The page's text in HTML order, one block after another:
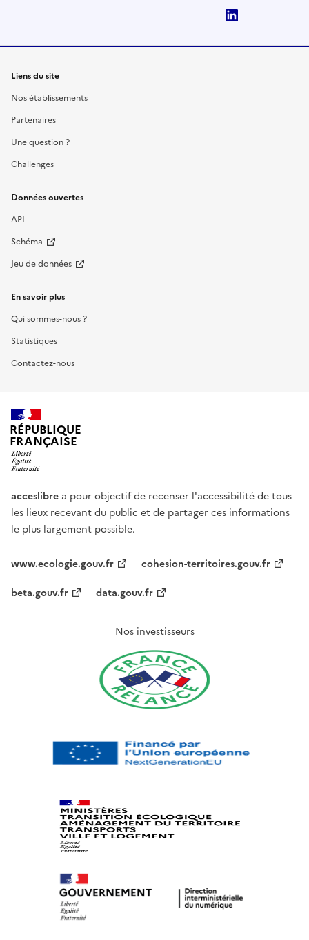
Liens du site
Nos établissements
Partenaires
Une question ?
Challenges
Données ouvertes
API
Schéma
Jeu de données
En savoir plus
Qui sommes-nous ?
Statistiques
Contactez-nous
RÉPUBLIQUE
FRANÇAISE
acceslibre a pour objectif de recenser l'accessibilité de tous
les lieux recevant du public et de partager ces informations
le plus largement possible.
www.ecologie.gouv.fr
cohesion-territoires.gouv.fr
beta.gouv.fr
data.gouv.fr
Nos investisseurs